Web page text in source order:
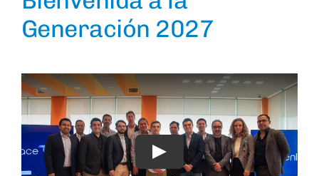
Generación 2027
Play